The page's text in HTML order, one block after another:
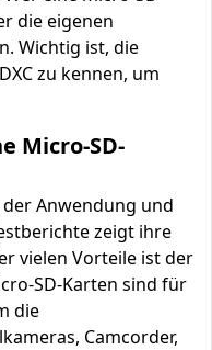
die eigenen
Wichtig ist, die
zu kennen, um
Micro-SD-
Anwendung und
zeigt ihre
vielen Vorteile ist der
SD-Karten sind für
die
Camcorder,